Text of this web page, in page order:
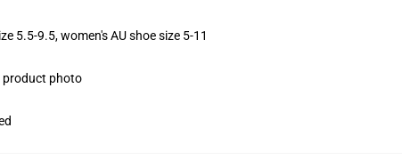
5.5-9.5, women's AU shoe size 5-11
product photo